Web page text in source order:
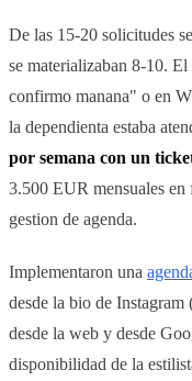
De las 15-20 solicitudes
se materializaban 8-10.
confirmo manana" o en
la dependienta estaba
por semana con un
3.500 EUR mensuales en
gestion de agenda.
Implementaron una
desde la bio de Instagram
desde la web y desde
disponibilidad de la